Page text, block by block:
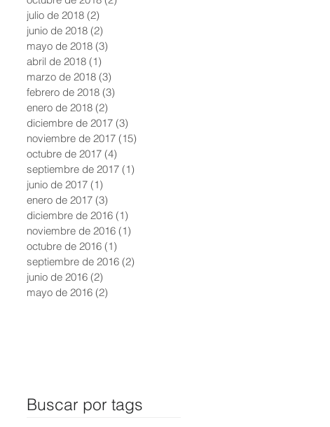
julio de 2018 (2)
junio de 2018 (2)
mayo de 2018 (3)
abril de 2018 (1)
marzo de 2018 (3)
febrero de 2018 (3)
enero de 2018 (2)
diciembre de 2017 (3)
noviembre de 2017 (15)
octubre de 2017 (4)
septiembre de 2017 (1)
junio de 2017 (1)
enero de 2017 (3)
diciembre de 2016 (1)
noviembre de 2016 (1)
octubre de 2016 (1)
septiembre de 2016 (2)
junio de 2016 (2)
mayo de 2016 (2)
Buscar por tags